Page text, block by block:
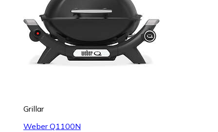
Grillar
Weber Q1100N